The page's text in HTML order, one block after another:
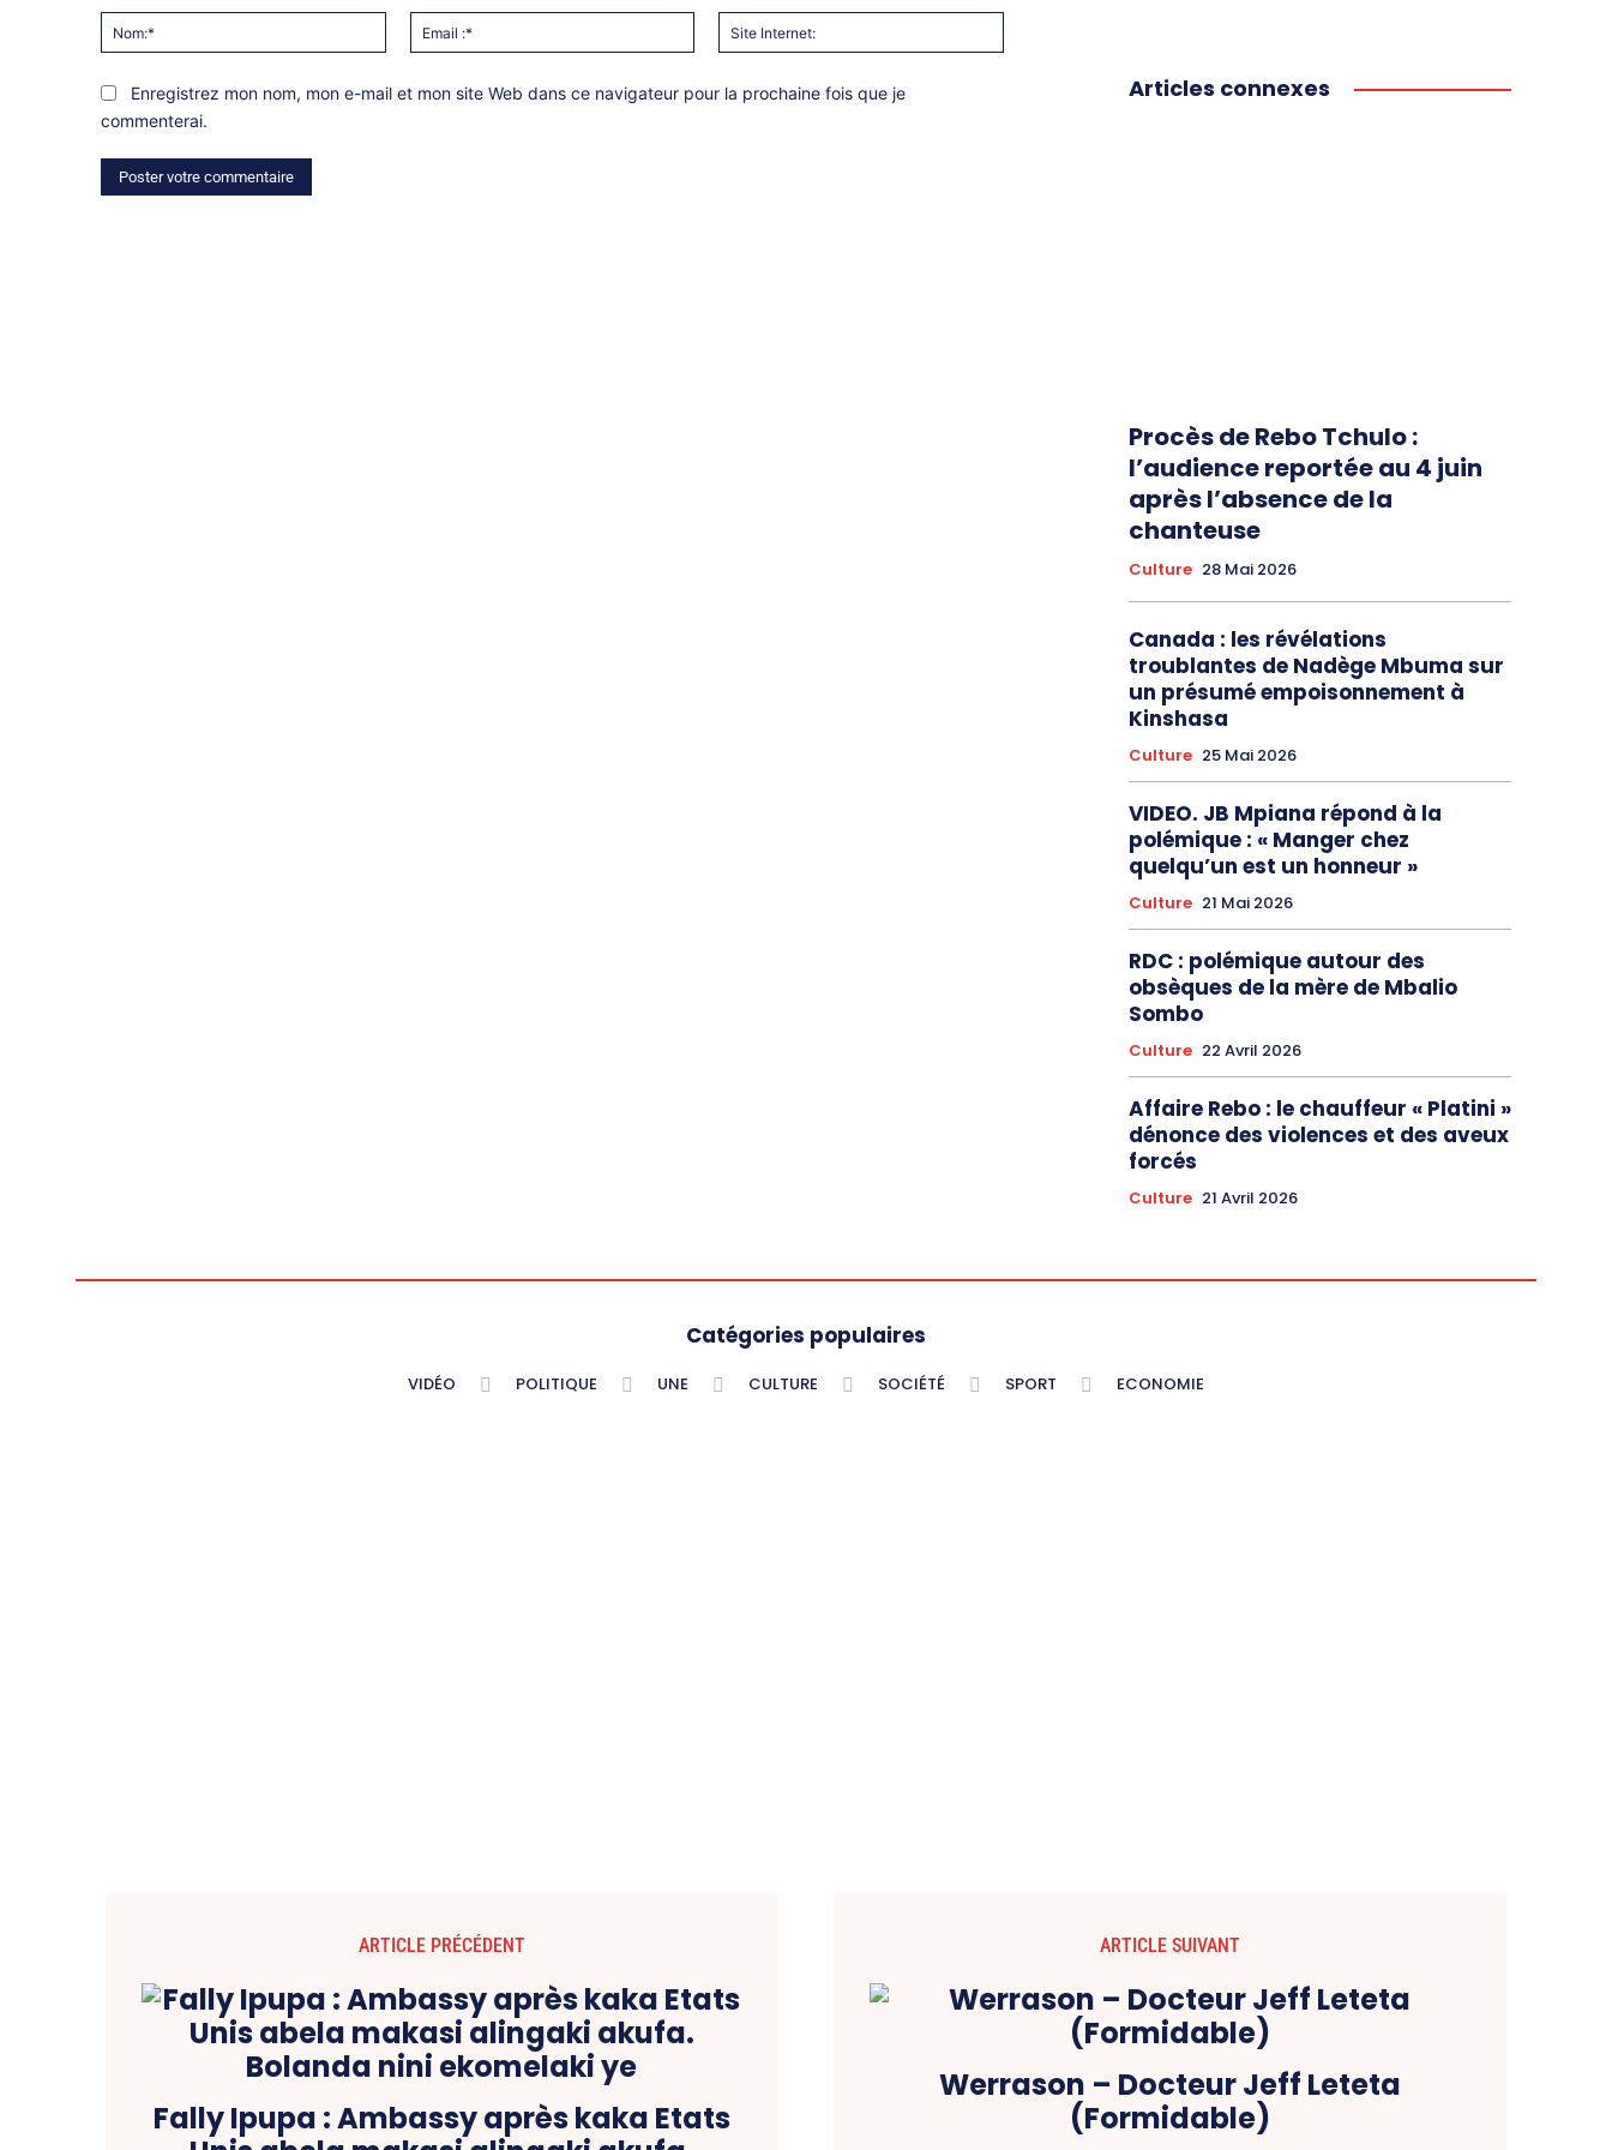
Nom:*
Email
:*
Internet:
Enregistrez mon nom, mon e-mail et mon site Web dans ce navigateur pour la prochaine fois que je
commenterai.
Articles connexes
Procès de Rebo Tchulo :
l’audience reportée au 4 juin
après l’absence de la
chanteuse
Culture 28 Mai 2026
Canada : les révélations
troublantes de Nadège Mbuma sur
un présumé empoisonnement à
Kinshasa
Culture 25 Mai 2026
VIDEO. JB Mpiana répond à la
polémique : « Manger chez
quelqu’un est un honneur »
Culture 21 Mai 2026
RDC : polémique autour des
obsèques de la mère de Mbalio
Sombo
Culture 22 Avril 2026
Affaire Rebo : le chauffeur « Platini »
dénonce des violences et des aveux
forcés
Culture 21 Avril 2026
Catégories populaires
VIDÉO POLITIQUE UNE CULTURE SOCIÉTÉ SPORT ECONOMIE
ARTICLE PRÉCÉDENT
Fally Ipupa : Ambassy après kaka Etats
ARTICLE SUIVANT
Werrason – Docteur Jeff Leteta
(Formidable)